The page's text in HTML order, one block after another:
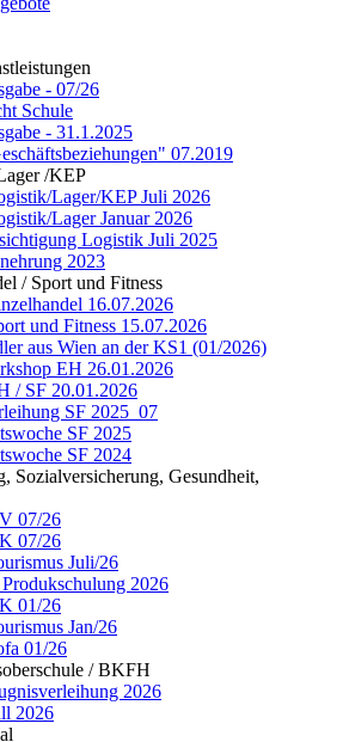
- 07/26
Schule
- 31.1.2025
07.2019
/KEP
Lager/KEP Juli 2026
Lager Januar 2026
Logistik Juli 2025
2023
/ Sport und Fitness
16.07.2026
und Fitness 15.07.2026
aus Wien an der KS1 (01/2026)
EH 26.01.2026
/ SF 20.01.2026
SF 2025_07
SF 2025
SF 2024
Sozialversicherung, Gesundheit,
07/26
07/26
Juli/26
2026
01/26
Jan/26
01/26
/ BKFH
2026
2026